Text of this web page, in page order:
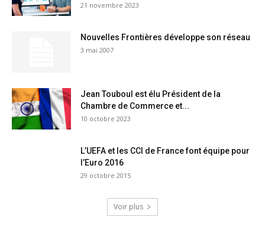
21 novembre 2023
Nouvelles Frontières développe son réseau
3 mai 2007
Jean Touboul est élu Président de la
Chambre de Commerce et...
10 octobre 2023
L’UEFA et les CCI de France font équipe pour
l’Euro 2016
29 octobre 2015
Voir plus